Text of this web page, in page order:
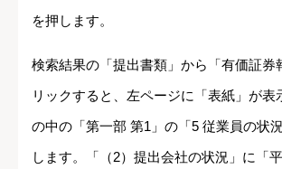
を押します。
検索結果の「提出書類」から「有価証券
リックすると、左ページに「表紙」が表
の中の「第一部 第1」の「5 従業員の状
します。「（2）提出会社の状況」に「